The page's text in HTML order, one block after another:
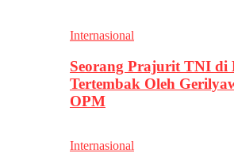
Internasional
Seorang Prajurit TNI di
Tertembak Oleh
OPM
Internasional